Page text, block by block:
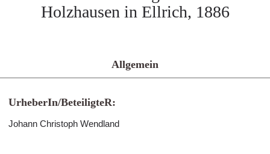
Holzhausen in Ellrich, 1886
Allgemein
UrheberIn/BeteiligteR:
Johann Christoph Wendland